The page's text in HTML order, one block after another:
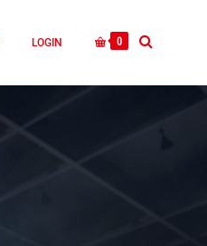
0
LOGIN